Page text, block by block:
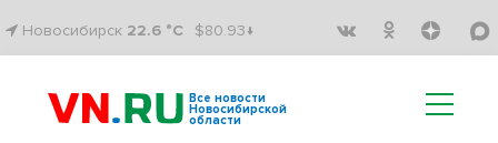
Новосибирск 22.6 °C $80.93↓
Все новости
Новосибирской
области